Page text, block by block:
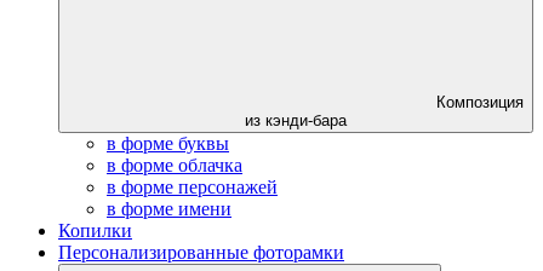
Композиция
из кэнди-бара
в форме буквы
в форме облачка
в форме персонажей
в форме имени
Копилки
Персонализированные фоторамки